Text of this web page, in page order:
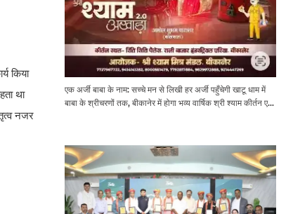
किया
था
नजर
एक अर्जी बाबा के नाम: सच्चे मन से लिखी हर अर्जी पहुँचेगी खाटू धाम में
बाबा के श्रीचरणों तक, बीकानेर में होगा भव्य वार्षिक श्री श्याम कीर्तन एवं